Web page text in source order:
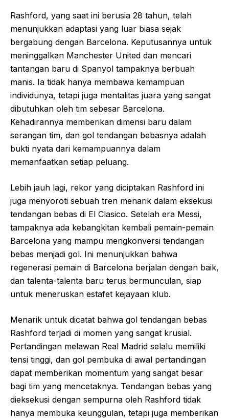
Rashford, yang saat ini berusia 28 tahun, telah
menunjukkan adaptasi yang luar biasa sejak
bergabung dengan Barcelona. Keputusannya untuk
meninggalkan Manchester United dan mencari
tantangan baru di Spanyol tampaknya berbuah
manis. Ia tidak hanya membawa kemampuan
individunya, tetapi juga mentalitas juara yang sangat
dibutuhkan oleh tim sebesar Barcelona.
Kehadirannya memberikan dimensi baru dalam
serangan tim, dan gol tendangan bebasnya adalah
bukti nyata dari kemampuannya dalam
memanfaatkan setiap peluang.
Lebih jauh lagi, rekor yang diciptakan Rashford ini
juga menyoroti sebuah tren menarik dalam eksekusi
tendangan bebas di El Clasico. Setelah era Messi,
tampaknya ada kebangkitan kembali pemain-pemain
Barcelona yang mampu mengkonversi tendangan
bebas menjadi gol. Ini menunjukkan bahwa
regenerasi pemain di Barcelona berjalan dengan baik,
dan talenta-talenta baru terus bermunculan, siap
untuk meneruskan estafet kejayaan klub.
Menarik untuk dicatat bahwa gol tendangan bebas
Rashford terjadi di momen yang sangat krusial.
Pertandingan melawan Real Madrid selalu memiliki
tensi tinggi, dan gol pembuka di awal pertandingan
dapat memberikan momentum yang sangat besar
bagi tim yang mencetaknya. Tendangan bebas yang
dieksekusi dengan sempurna oleh Rashford tidak
hanya membuka keunggulan, tetapi juga memberikan